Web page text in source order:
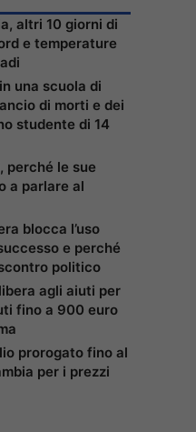
altri 10 giorni di
e temperature
una scuola di
di morti e dei
studente di 14
perché le sue
a parlare al
blocca l’uso
e perché
politico
agli aiuti per
fino a 900 euro
prorogato fino al
per i prezzi